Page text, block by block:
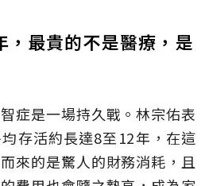
最貴的不是醫療，是
症是一場持久戰。林宗佑表
存活約長達8至12年，在這
來的是驚人的財務消耗，且